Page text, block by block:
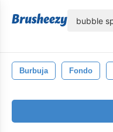
Burbuja Fondo